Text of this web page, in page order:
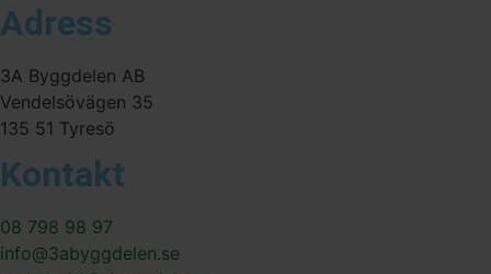
Adress
3A Byggdelen AB
Vendelsövägen 35
135 51 Tyresö
Kontakt
08 798 98 97
info@3abyggdelen.se